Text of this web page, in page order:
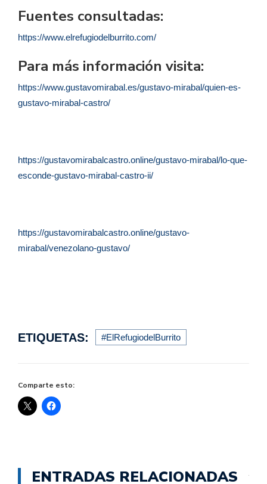
Fuentes consultadas:
https://www.elrefugiodelburrito.com/
Para más información visita:
https://www.gustavomirabal.es/gustavo-mirabal/quien-es-
gustavo-mirabal-castro/
https://gustavomirabalcastro.online/gustavo-mirabal/lo-que-
esconde-gustavo-mirabal-castro-ii/
https://gustavomirabalcastro.online/gustavo-
mirabal/venezolano-gustavo/
ETIQUETAS: #ElRefugiodelBurrito
Comparte esto:
ENTRADAS RELACIONADAS